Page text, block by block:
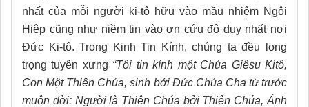
nhất của mỗi người ki-tô hữu vào mầu nhiệm Ngôi
Hiệp cũng như niềm tin vào ơn cứu độ duy nhất nơi
Đức Ki-tô. Trong Kinh Tin Kính, chúng ta đều long
trọng tuyên xưng “Tôi tin kính một Chúa Giêsu Kitô,
Con Một Thiên Chúa,sinh bởi Đức Chúa Cha từ trước
muôn đời: Người là Thiên Chúa bởi Thiên Chúa, Ánh